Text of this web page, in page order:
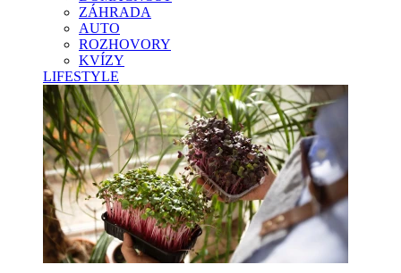
ZÁHRADA
AUTO
ROZHOVORY
KVÍZY
LIFESTYLE